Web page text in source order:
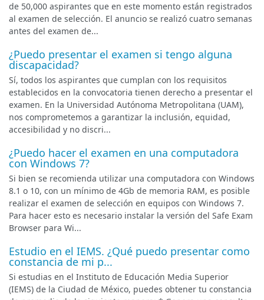
de 50,000 aspirantes que en este momento están registrados
al examen de selección. El anuncio se realizó cuatro semanas
antes del examen de...
¿Puedo presentar el examen si tengo alguna
discapacidad?
Sí, todos los aspirantes que cumplan con los requisitos
establecidos en la convocatoria tienen derecho a presentar el
examen. En la Universidad Autónoma Metropolitana (UAM),
nos comprometemos a garantizar la inclusión, equidad,
accesibilidad y no discri...
¿Puedo hacer el examen en una computadora
con Windows 7?
Si bien se recomienda utilizar una computadora con Windows
8.1 o 10, con un mínimo de 4Gb de memoria RAM, es posible
realizar el examen de selección en equipos con Windows 7.
Para hacer esto es necesario instalar la versión del Safe Exam
Browser para Wi...
Estudio en el IEMS. ¿Qué puedo presentar como
constancia de mi p...
Si estudias en el Instituto de Educación Media Superior
(IEMS) de la Ciudad de México, puedes obtener tu constancia